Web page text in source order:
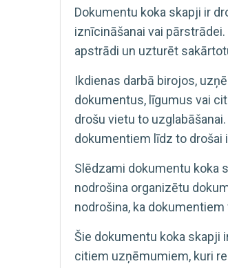
Dokumentu koka skapji ir
iznīcināšanai vai
apstrādi un uzturēt
Ikdienas darbā birojos,
dokumentus, līgumus vai
drošu vietu to
dokumentiem līdz to drošai
Slēdzami dokumentu koka
nodrošina organizētu
nodrošina, ka
Šie dokumentu koka skapji
citiem uzņēmumiem, kuri